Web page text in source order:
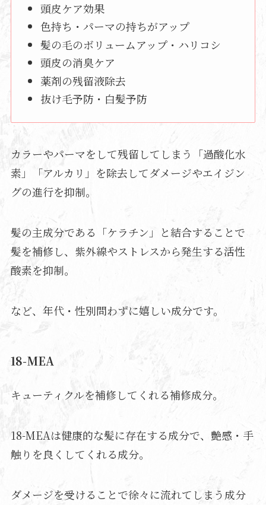
頭皮ケア効果
色持ち・パーマの持ちがアップ
髪の毛のボリュームアップ・ハリコシ
頭皮の消臭ケア
薬剤の残留液除去
抜け毛予防・白髪予防
カラーやパーマをして残留してしまう「過酸化水
素」「アルカリ」を除去してダメージやエイジン
グの進行を抑制。
髪の主成分である「ケラチン」と結合することで
髪を補修し、紫外線やストレスから発生する活性
酸素を抑制。
など、年代・性別問わずに嬉しい成分です。
18-MEA
キューティクルを補修してくれる補修成分。
18-MEAは健康的な髪に存在する成分で、艶感・手
触りを良くしてくれる成分。
ダメージを受けることで徐々に流れてしまう成分